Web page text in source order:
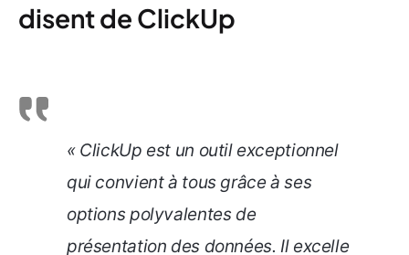
disent de ClickUp
« ClickUp est un outil exceptionnel
qui convient à tous grâce à ses
options polyvalentes de
présentation des données. Il excelle